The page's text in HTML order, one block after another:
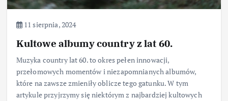
11 sierpnia, 2024
Kultowe albumy country z lat 60.
Muzyka country lat 60. to okres pełen innowacji,
przełomowych momentów i niezapomnianych albumów,
które na zawsze zmieniły oblicze tego gatunku. W tym
artykule przyjrzymy się niektórym z najbardziej kultowych